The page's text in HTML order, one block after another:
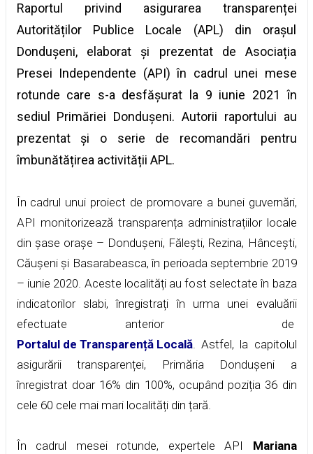
Raportul privind asigurarea transparenței
Autorităților Publice Locale (APL) din orașul
Dondușeni, elaborat și prezentat de Asociația
Presei Independente (API) în cadrul unei mese
rotunde care s-a desfășurat la 9 iunie 2021 în
sediul Primăriei Dondușeni. Autorii raportului au
prezentat și o serie de recomandări pentru
îmbunătățirea activității APL.
În cadrul unui proiect de promovare a bunei guvernări,
API monitorizează transparența administrațiilor locale
din șase orașe – Dondușeni, Fălești, Rezina, Hâncești,
Căușeni și Basarabeasca, în perioada septembrie 2019
– iunie 2020. Aceste localități au fost selectate în baza
indicatorilor slabi, înregistrați în urma unei evaluării
efectuate anterior de
Portalul de Transparență Locală. Astfel, la capitolul
asigurării transparenței, Primăria Dondușeni a
înregistrat doar 16% din 100%, ocupând poziția 36 din
cele 60 cele mai mari localități din țară.
În cadrul mesei rotunde, expertele API Mariana